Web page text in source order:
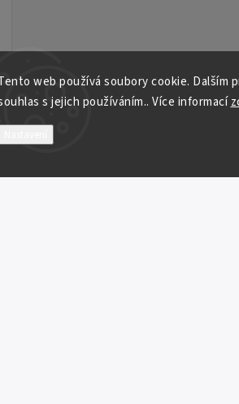
web používá soubory cookie.
s jejich používáním.. Více informací